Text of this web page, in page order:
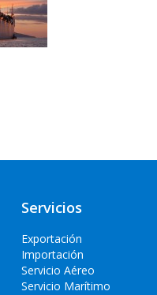
Servicios
Exportación
Importación
Servicio Aéreo
Servicio Marítimo